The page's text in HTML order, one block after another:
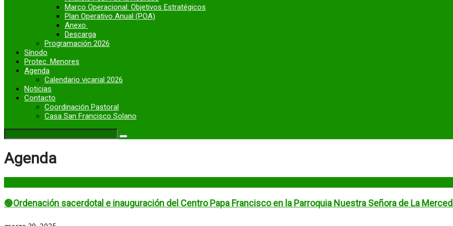
Marco Operacional: Objetivos Estratégicos
Plan Operativo Anual (POA)
Anexo
Descarga
Programación 2026
Sínodo
Protec. Menores
Agenda
Calendario vicarial 2026
Noticias
Contacto
Coordinación Pastoral
Casa San Francisco Solano
Agenda
🟢Ordenación sacerdotal e inauguración del Centro Papa Francisco en la Parroquia Nuestra Señora de La